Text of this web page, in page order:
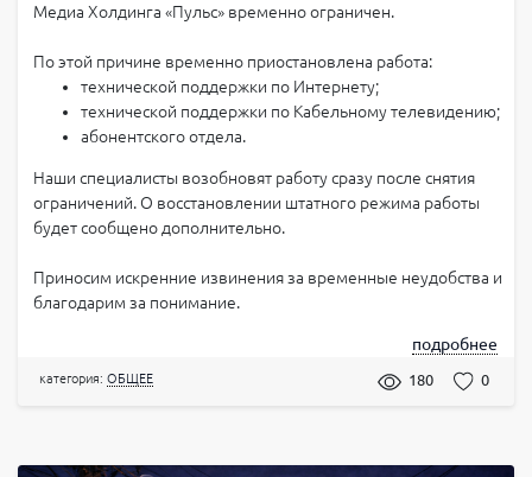
Медиа Холдинга «Пульс» временно ограничен.
По этой причине временно приостановлена работа:
технической поддержки по Интернету;
технической поддержки по Кабельному телевидению;
абонентского отдела.
Наши специалисты возобновят работу сразу после снятия
ограничений. О восстановлении штатного режима работы
будет сообщено дополнительно.
Приносим искренние извинения за временные неудобства и
благодарим за понимание.
подробнее
категория: ОБЩЕЕ 180 0